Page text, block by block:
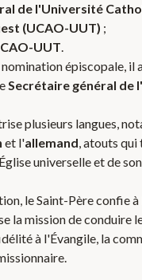
de l'Université
(UCAO-UUT) ;
UUT.
épiscopale, il
Secrétaire général de
plusieurs langues,
et l'allemand, atouts
universelle et de
le Saint-Père confie
la mission de conduire
à l'Évangile, la